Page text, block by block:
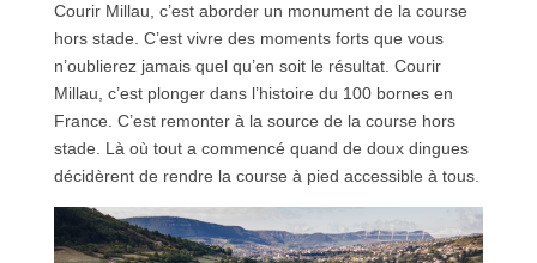
Courir Millau, c’est aborder un monument de la course
hors stade. C’est vivre des moments forts que vous
n’oublierez jamais quel qu’en soit le résultat. Courir
Millau, c’est plonger dans l’histoire du 100 bornes en
France. C’est remonter à la source de la course hors
stade. Là où tout a commencé quand de doux dingues
décidèrent de rendre la course à pied accessible à tous.